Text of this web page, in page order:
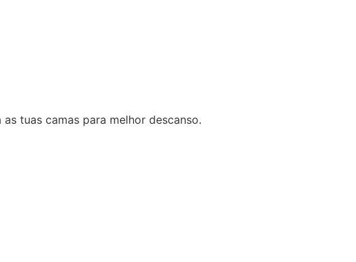
tuas camas para melhor descanso.